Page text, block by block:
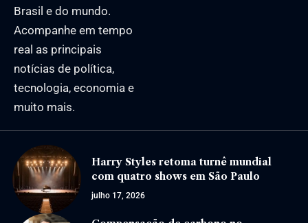
Brasil e do mundo.
Acompanhe em tempo
real as principais
notícias de política,
tecnologia, economia e
muito mais.
Harry Styles retoma turnê mundial
com quatro shows em São Paulo
julho 17, 2026